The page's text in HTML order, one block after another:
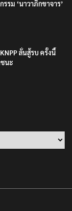
รม ‘นาวาภิกขาจาร’
ลั่นสู้รบ ครั้งนี้
นะ